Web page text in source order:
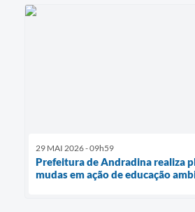
29 MAI 2026 - 09h59
Prefeitura de Andradina realiza
mudas em ação de educação